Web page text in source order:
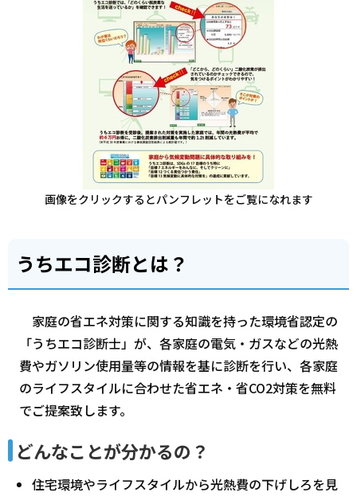
画像をクリックするとパンフレットをご覧になれます
うちエコ診断とは？
家庭の省エネ対策に関する知識を持った環境省認定の
「うちエコ診断士」が、各家庭の電気・ガスなどの光熱
費やガソリン使用量等の情報を基に診断を行い、各家庭
のライフスタイルに合わせた省エネ・省CO2対策を無料
でご提案致します。
どんなことが分かるの？
住宅環境やライフスタイルから光熱費の下げしろを見